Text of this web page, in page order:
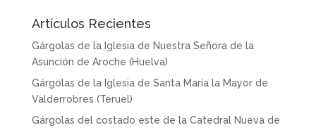
Artículos Recientes
Gárgolas de la Iglesia de Nuestra Señora de la
Asunción de Aroche (Huelva)
Gárgolas de la Iglesia de Santa María la Mayor de
Valderrobres (Teruel)
Gárgolas del costado este de la Catedral Nueva de